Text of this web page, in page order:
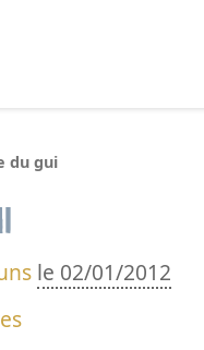
du gui
le 02/01/2012